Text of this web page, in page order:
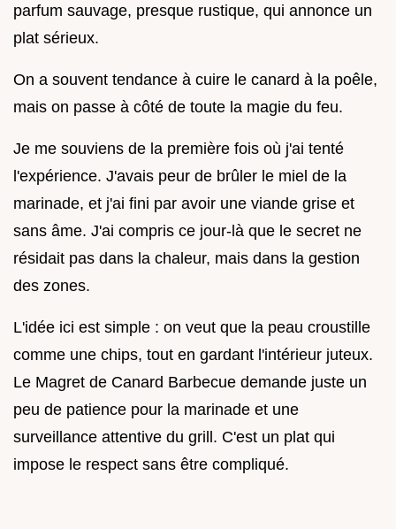
parfum sauvage, presque rustique, qui annonce un
plat sérieux.
On a souvent tendance à cuire le canard à la poêle,
mais on passe à côté de toute la magie du feu.
Je me souviens de la première fois où j'ai tenté
l'expérience. J'avais peur de brûler le miel de la
marinade, et j'ai fini par avoir une viande grise et
sans âme. J'ai compris ce jour-là que le secret ne
résidait pas dans la chaleur, mais dans la gestion
des zones.
L'idée ici est simple : on veut que la peau croustille
comme une chips, tout en gardant l'intérieur juteux.
Le Magret de Canard Barbecue demande juste un
peu de patience pour la marinade et une
surveillance attentive du grill. C'est un plat qui
impose le respect sans être compliqué.